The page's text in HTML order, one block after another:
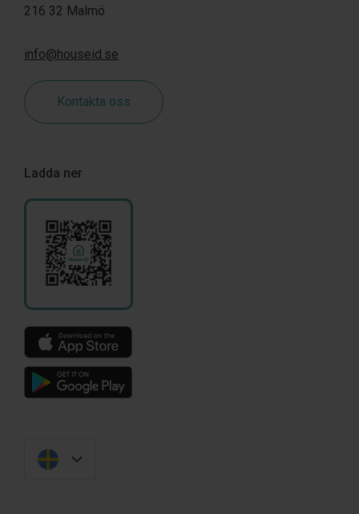
216 32 Malmö
info@houseid.se
Kontakta oss
Ladda ner